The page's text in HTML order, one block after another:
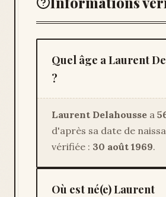
Quel âge a Laurent
?
Laurent Delahousse a
d'après sa date de
vérifiée : 30 août 1969.
Où est né(e) Laurent